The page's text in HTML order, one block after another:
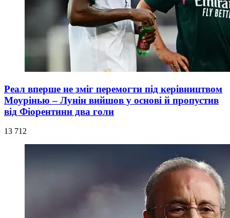
Реал вперше не зміг перемогти під керівництвом
Моурінью – Лунін вийшов у основі й пропустив
від Фіорентини два голи
13 712